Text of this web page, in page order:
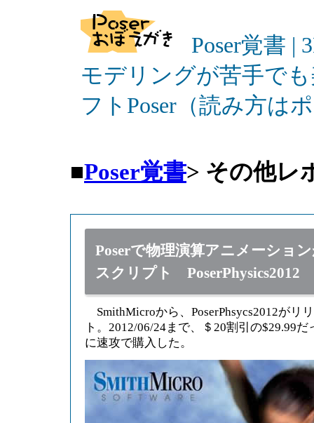
Poser覚書 |
モデリングが苦手で
フトPoser（読み方は
■Poser覚書> その他レ
Poserで物理演算アニメーショ
スクリプト PoserPhysics2012
SmithMicroから、PoserPhsycs2012がリ
ト。2012/06/24まで、＄20割引の$29.99
に速攻で購入した。